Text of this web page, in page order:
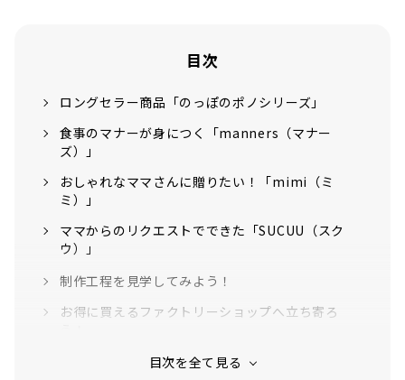
目次
ロングセラー商品「のっぽのポノシリーズ」
食事のマナーが身につく「manners（マナー
ズ）」
おしゃれなママさんに贈りたい！「mimi（ミ
ミ）」
ママからのリクエストでできた「SUCUU（スク
ウ）」
制作工程を見学してみよう！
お得に買えるファクトリーショップへ立ち寄ろ